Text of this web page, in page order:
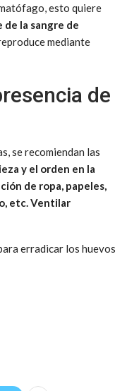
esto quiere
la sangre de
mediante
de
se recomiendan las
y el orden en la
de ropa, papeles,
etc.Ventilar
erradicar los huevos